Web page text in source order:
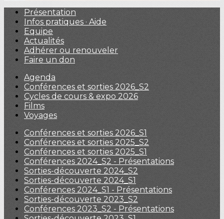
Présentation
Infos pratiques · Aide
Equipe
Actualités
Adhérer ou renouveler
Faire un don
Agenda
Conférences et sorties 2026_S2
Cycles de cours & expo 2026
Films
Voyages
Conférences et sorties 2026_S1
Conférences et sorties 2025_S2
Conférences et sorties 2025_S1
Conférences 2024_S2 - Présentations
Sorties-découverte 2024_S2
Sorties-découverte 2024_S1
Conférences 2024_S1 - Présentations
Sorties-découverte 2023_S2
Conférences 2023_S2 - Présentations